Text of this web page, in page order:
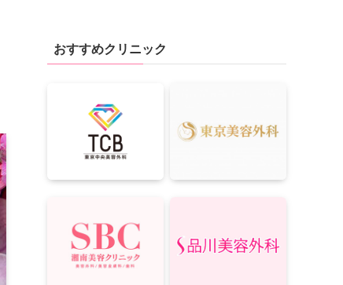
おすすめクリニック